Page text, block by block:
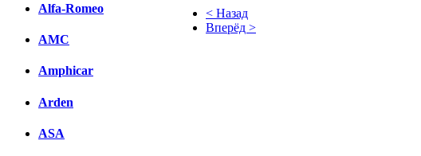
Alfa-Romeo
AMC
Amphicar
Arden
ASA
< Назад
Вперёд >